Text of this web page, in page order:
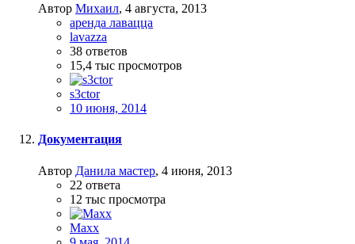
Автор Михаил, 4 августа, 2013
аренда лавацца
lavazza
38 ответов
15,4 тыс просмотров
s3ctor
10 июня, 2014
Документация
Автор Данила мастер, 4 июня, 2013
22 ответа
12 тыс просмотра
Maxx